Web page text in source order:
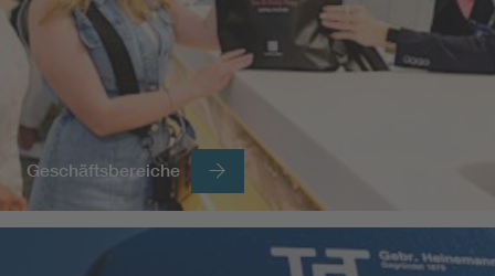
Geschäftsbereiche